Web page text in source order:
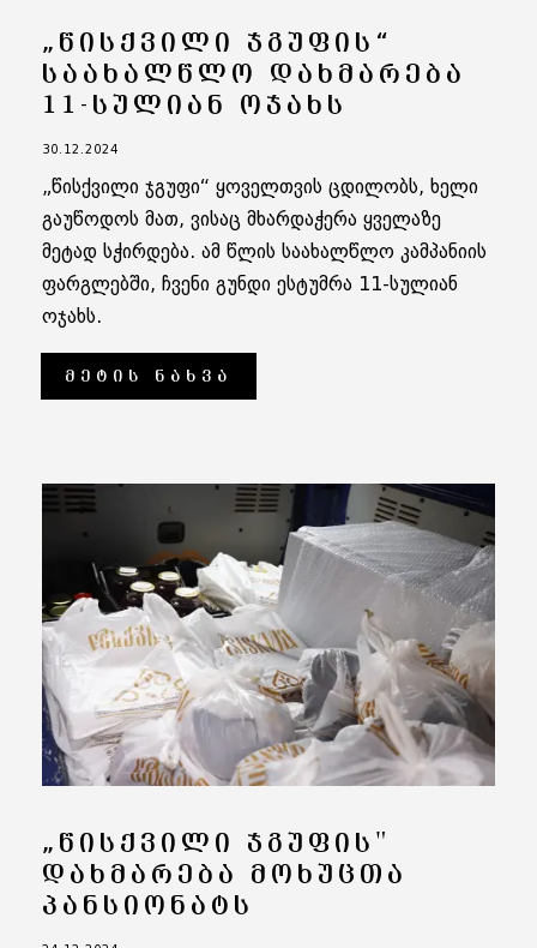
„ᲬᲘᲡᲥᲕᲘᲚᲘ ᲯᲒᲣᲤᲘᲡ“
ᲡᲐᲐᲮᲐᲚᲬᲚᲝ ᲓᲐᲮᲛᲐᲠᲔᲑᲐ
11-ᲡᲣᲚᲘᲐᲜ ᲝᲯᲐᲮᲡ
30.12.2024
„წისქვილი ჯგუფი“ ყოველთვის ცდილობს, ხელი
გაუწოდოს მათ, ვისაც მხარდაჭერა ყველაზე
მეტად სჭირდება. ამ წლის საახალწლო კამპანიის
ფარგლებში, ჩვენი გუნდი ესტუმრა 11-სულიან
ოჯახს.
ᲛᲔᲢᲘᲡ ᲜᲐᲮᲕᲐ
„ᲬᲘᲡᲥᲕᲘᲚᲘ ᲯᲒᲣᲤᲘᲡ"
ᲓᲐᲮᲛᲐᲠᲔᲑᲐ ᲛᲝᲮᲣᲪᲗᲐ
ᲞᲐᲜᲡᲘᲝᲜᲐᲢᲡ